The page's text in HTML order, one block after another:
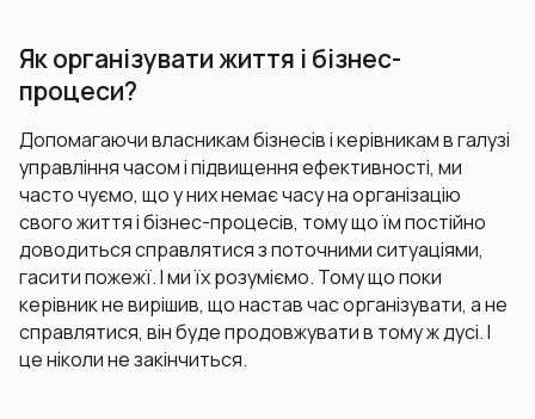
Як організувати життя і бізнес-
процеси?
Допомагаючи власникам бізнесів і керівникам в галузі
управління часом і підвищення ефективності, ми
часто чуємо, що у них немає часу на організацію
свого життя і бізнес-процесів, тому що їм постійно
доводиться справлятися з поточними ситуаціями,
гасити пожежї. І ми їх розуміємо. Тому що поки
керівник не вирішив, що настав час організувати, а не
справлятися, він буде продовжувати в тому ж дусі. І
це ніколи не закінчиться.